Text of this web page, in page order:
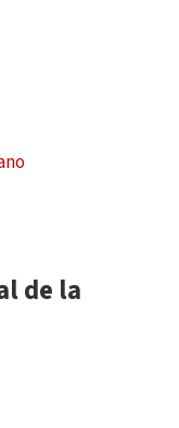
de la